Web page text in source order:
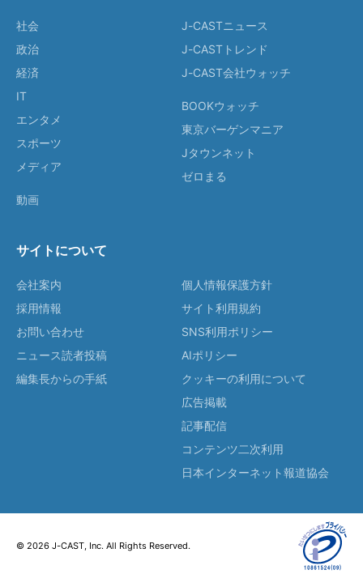
社会
政治
経済
IT
エンタメ
スポーツ
メディア
動画
J-CASTニュース
J-CASTトレンド
J-CAST会社ウォッチ
BOOKウォッチ
東京バーゲンマニア
Jタウンネット
ゼロまる
サイトについて
会社案内
採用情報
お問い合わせ
ニュース読者投稿
編集長からの手紙
個人情報保護方針
サイト利用規約
SNS利用ポリシー
AIポリシー
クッキーの利用について
広告掲載
記事配信
コンテンツ二次利用
日本インターネット報道協会
© 2026 J-CAST, Inc. All Rights Reserved.